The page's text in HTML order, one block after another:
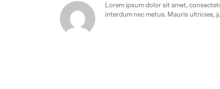
Lorem ipsum dolor sit amet,
interdum nec metus. Mauris ultricies,